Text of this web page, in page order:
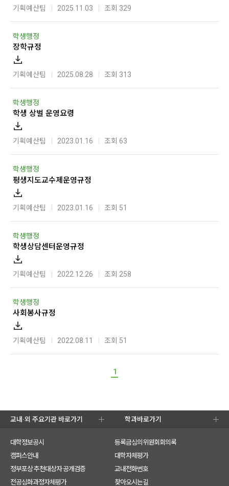
기획예산팀 2025.11.03 조회 329
학생행정
장학규정
기획예산팀 2025.08.28 조회 313
학생행정
학생 상벌 운영요령
기획예산팀 2023.01.16 조회 63
학생행정
평생지도교수제운영규정
기획예산팀 2023.01.16 조회 51
학생행정
학생상담센터운영규정
기획예산팀 2022.12.26 조회 258
학생행정
사회봉사규정
기획예산팀 2022.08.11 조회 51
1
교내·외 주요기관 바로가기 학과바로가기
대학정보공시
등록금심의위원회회의록
캠퍼스안내
대학자체평가
정부포상 추천대상자 공개검증
교내전화번호
전공심화과정자체평가
찾아오시는길